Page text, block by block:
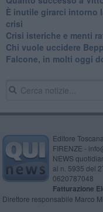
​È inutile girarci intorno
crisi
Crisi isteriche e menti
Chi vuole uccidere
Falcone, in molti oggi
Editore
FIRENZE -
NEWS
al n. 5935 del
0620787048
Fatturazione
Direttore responsabile Marco